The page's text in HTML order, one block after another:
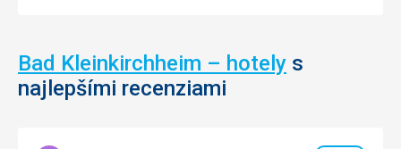
Bad Kleinkirchheim – hotely s
najlepšími recenziami